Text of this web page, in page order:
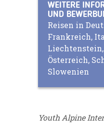
WEITERE
UND
Reisen in
Frankreich,
Österreich,
Slowenien
Youth Alpine